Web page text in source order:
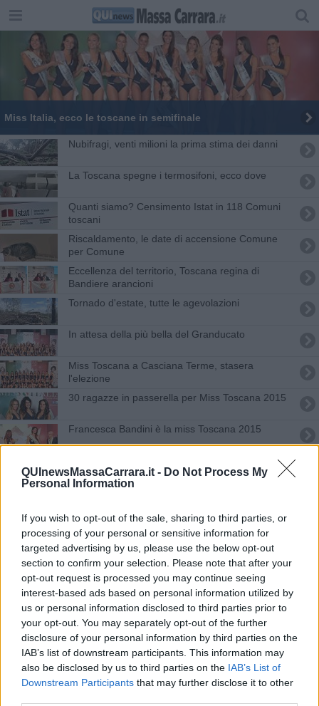
QUInewsMassaCarrara.it - Do Not Process My
Personal Information
If you wish to opt-out of the sale, sharing to third parties, or
processing of your personal or sensitive information for
targeted advertising by us, please use the below opt-out
section to confirm your selection. Please note that after your
opt-out request is processed you may continue seeing
interest-based ads based on personal information utilized by
us or personal information disclosed to third parties prior to
your opt-out. You may separately opt-out of the further
disclosure of your personal information by third parties on the
IAB’s list of downstream participants. This information may
also be disclosed by us to third parties on the IAB’s List of
Downstream Participants that may further disclose it to other
Miss Italia, ecco le toscane in semifinale
Nubifragi, venti milioni la prima stima dei danni
La Toscana spegne i termosifoni, ecco dove
Quanti siamo? Censimento Istat in 118 Comuni
toscani
Riscaldamento, le date di accensione Comune
per Comune
Eccellenza del territorio, Toscana regina di
Bandiere arancioni
Tornado d'estate, tutte le agevolazioni
In attesa della più bella del Granducato
Miss Toscana a Casciana Terme, stasera
l'elezione
30 ragazze in passerella per Miss Toscana 2015
Francesca Bandini è la miss Toscana 2015
Covid a scuola, 18 alunni positivi nella Toscana
nord ovest
Censimento 2022 allo sprint finale
Amministrative 2024, tutti i Comuni toscani al voto
185 comuni al voto per il nuovo Sindaco - MAPPE
Censimento Istat, rilevazioni in 118 comuni
Miss Toscana, tutte le fasce